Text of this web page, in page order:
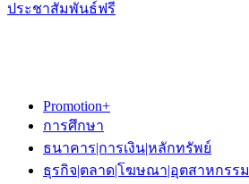
ประชาสัมพันธ์ฟรี
Promotion+
การศึกษา
ธนาคาร|การเงิน|หลักทรัพย์
ธุรกิจ|ตลาด|โฆษณา|อุตสาหกรรม